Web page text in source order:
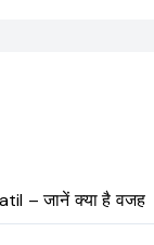
– जानें क्या है वजह